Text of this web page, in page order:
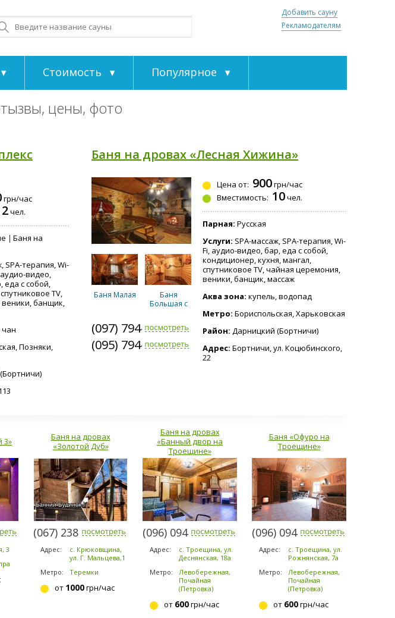
Добавить сауну
Рекламодателям
Стоимость Популярное
цены, фото
грн/час
чел.
Баня на
SPA-терапия, Wi-
видео,
еда с собой,
TV,
банщик,
чан
Позняки,
Баня на дровах «Лесная Хижина»
Баня Малая
Баня
Большая с
(097) 794-2303
(095) 794-2303
Цена от: 900грн/час
Вместимость: 10чел.
Парная: Русская
Услуги: SPA-массаж, SPA-терапия, Wi-
Fi, аудио-видео, бар, еда с собой,
кондиционер, кухня, мангал,
спутниковое TV, чайная церемония,
веники, банщик, массаж
Аква зона: купель, водопад
Метро: Бориспольская, Харьковская
Район: Дарницкий (Бортничи)
Адрес: Бортничи, ул. Коцюбинского,
22
3»
3
Баня на дровах
«Золотой Дуб»
(067) 238-8080
Адрес:
с. Крюковщина,
ул. Г. Мальцева,1
Метро:
Теремки
от 1000грн/час
Баня на дровах
«Банный двор на
Троещине»
(096) 094-5294
Адрес:
с. Троещина, ул.
Деснянская, 18а
Метро:
Левобережная,
Почайная
(Петровка)
от 600грн/час
Баня «Офуро на
Троещине»
(096) 094-5294
Адрес:
с. Троещина, ул.
Рожнянская, 7а
Метро:
Левобережная,
Почайная
(Петровка)
от 600грн/час